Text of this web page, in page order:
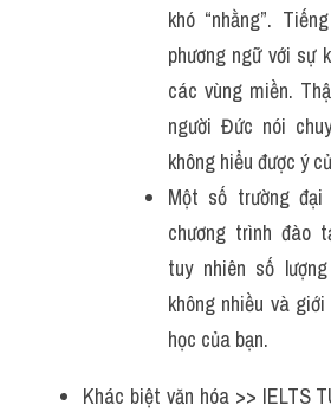
khó “nhằng”.
phương ngữ với sự
các vùng miền.
người Đức nói
không hiểu được ý
Một số trường
chương trình đào
tuy nhiên số
không nhiều và
học của bạn.
Khác biệt văn hóa >> IELTS